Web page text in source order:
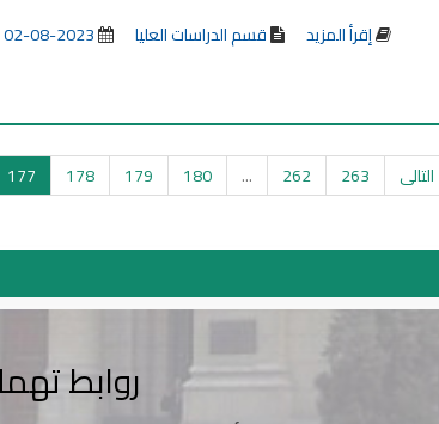
إقرأ المزيد قسم الدراسات العليا 2023-08-02
177 178 179 180 ... 262 263 التالى
روابط